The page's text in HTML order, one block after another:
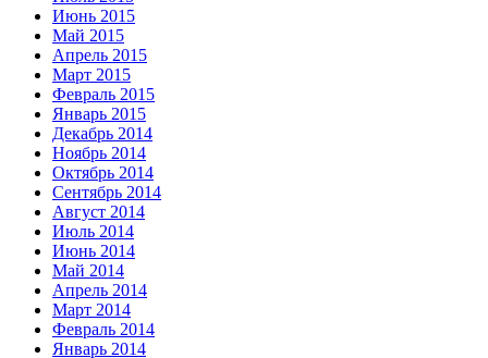
Июнь 2015
Май 2015
Апрель 2015
Март 2015
Февраль 2015
Январь 2015
Декабрь 2014
Ноябрь 2014
Октябрь 2014
Сентябрь 2014
Август 2014
Июль 2014
Июнь 2014
Май 2014
Апрель 2014
Март 2014
Февраль 2014
Январь 2014